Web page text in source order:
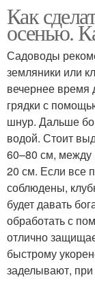
Как
осенью.
Садоводы
земляники или
вечернее время
грядки с
шнур. Дальше
водой. Стоит
60–80 см, между
20 см. Если все
соблюдены,
будет давать
обработать с
отлично
быстрому
заделывают, при